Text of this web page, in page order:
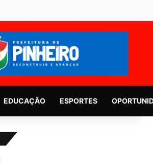
EDUCAÇÃO ESPORTES